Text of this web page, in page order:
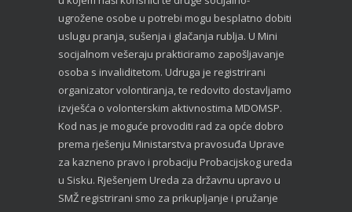
ugrožene osobe u potrebi mogu besplatno dobiti
uslugu pranja, sušenja i glačanja rublja. U Mini
socijalnom vešeraju prakticiramo zapošljavanje
osoba s invaliditetom. Udruga je registrirani
organizator volontiranja, te redovito dostavljamo
izvješća o volonterskim aktivnostima MDOMSP.
Kod nas je moguće provoditi rad za opće dobro
prema rješenju Ministarstva pravosuđa Uprave
za kazneno pravo i probaciju Probacijskog ureda
u Sisku. Rješenjem Ureda za državnu upravo u
SMŽ registrirani smo za prikupljanje i pružanje